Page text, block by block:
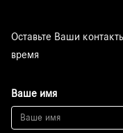
Оставьте Ваши
время
Ваше имя